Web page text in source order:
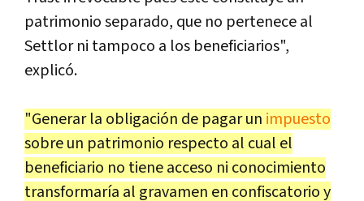
patrimonio separado, que no pertenece al
Settlor ni tampoco a los beneficiarios",
explicó.
"Generar la obligación de pagar un impuesto
sobre un patrimonio respecto al cual el
beneficiario no tiene acceso ni conocimiento
transformaría al gravamen en confiscatorio y